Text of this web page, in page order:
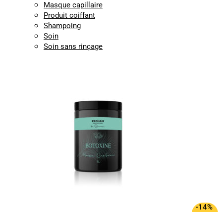
Masque capillaire
Produit coiffant
Shampoing
Soin
Soin sans rinçage
-14%